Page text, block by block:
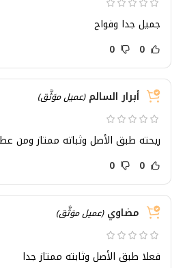
جميل جدا وفواح
0
0
أبرار السالم (عميل موَثَّق)
ريحته طبق الأصل وثباته ممتاز ومن
0
0
مضاوي (عميل موَثَّق)
فعلا طبق الأصل وثابته ممتاز جدا